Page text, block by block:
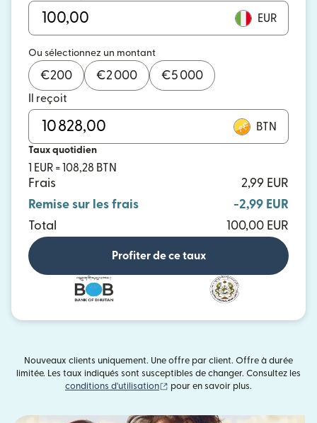
EUR
Ou sélectionnez un montant
€200 €2 000 €5 000
Il reçoit
BTN
Taux quotidien
1 EUR = 108,28 BTN
Frais
2,99 EUR
Remise sur les frais
-2,99 EUR
Total
100,00 EUR
Profiter de ce taux
Nouveaux clients uniquement. Une offre par client. Offre à durée
limitée. Les taux indiqués sont susceptibles de changer. Consultez les
conditions d'utilisation
(s'ouvre dans une nouvelle fenêtre)
pour en savoir plus.